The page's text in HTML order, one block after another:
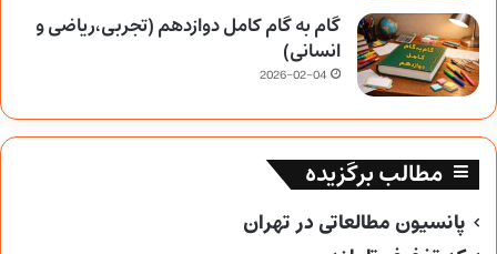
گام به گام کامل دوازدهم (تجربی،ریاضی و
انسانی)
2026-02-04
مطالب برگزیده
پانسیون مطالعاتی در تهران